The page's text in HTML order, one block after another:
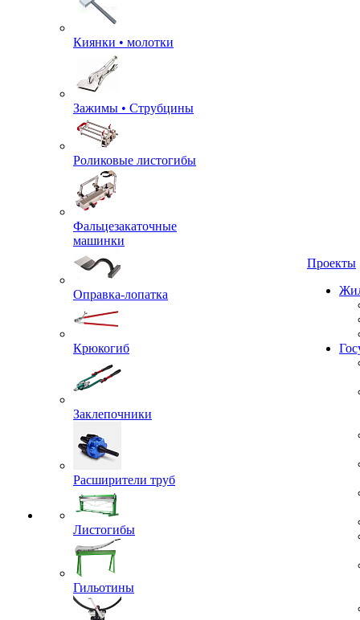
Киянки • молотки
Зажимы • Струбцины
Роликовые листогибы
Фальцезакаточные
машинки
Оправка-лопатка
Крюкогиб
Заклепочники
Расширители труб
Листогибы
Гильотины
Проекты